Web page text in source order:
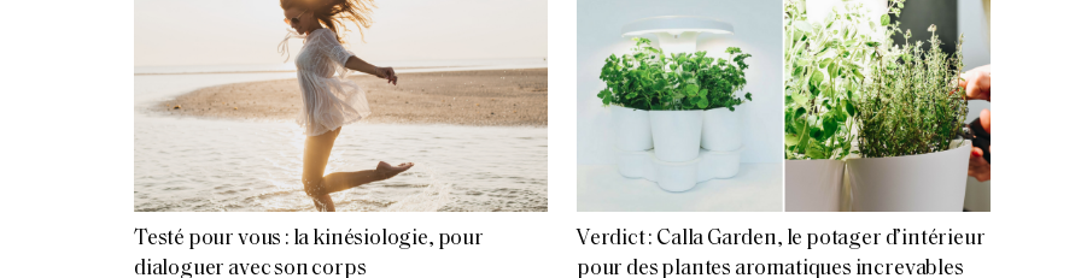
Testé pour vous : la kinésiologie, pour
dialoguer avec son corps
Verdict : Calla Garden, le potager d’intérieur
pour des plantes aromatiques increvables